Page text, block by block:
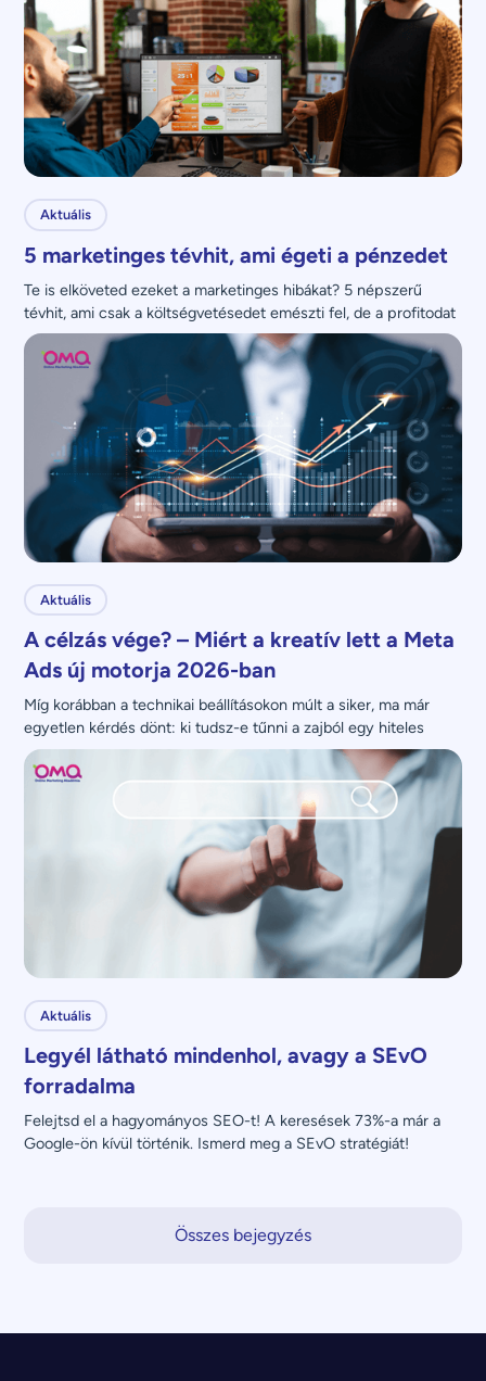
Aktuális
5 marketinges tévhit, ami égeti a pénzedet
Te is elköveted ezeket a marketinges hibákat? 5 népszerű
tévhit, ami csak a költségvetésedet emészti fel, de a profitodat
nem növeli.
Aktuális
A célzás vége? – Miért a kreatív lett a Meta
Ads új motorja 2026-ban
Míg korábban a technikai beállításokon múlt a siker, ma már
egyetlen kérdés dönt: ki tudsz-e tűnni a zajból egy hiteles
üzenettel?
Aktuális
Legyél látható mindenhol, avagy a SEvO
forradalma
Felejtsd el a hagyományos SEO-t! A keresések 73%-a már a
Google-ön kívül történik. Ismerd meg a SEvO stratégiát!
Összes bejegyzés